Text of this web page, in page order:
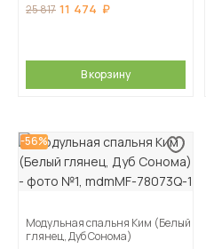
25 817 11 474
В корзину
-56%
Модульная спальня Ким (Белый
глянец, Дуб Сонома)